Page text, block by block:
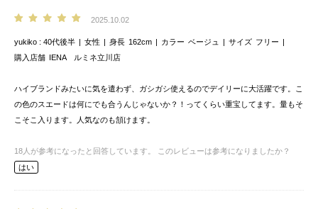
2025.10.02
yukiko 40代後半 女性 身長 162cm カラー ベージュ サイズ フリー
購入店舗 IENA ルミネ立川店
ハイブランドみたいに気を遣わず、ガシガシ使えるのでデイリーに大活躍です。こ
の色のスエードは何にでも合うんじゃないか？！ってくらい重宝してます。量もそ
こそこ入ります。人気なのも頷けます。
18 人が参考になったと回答しています。
このレビューは参考になりましたか？
はい